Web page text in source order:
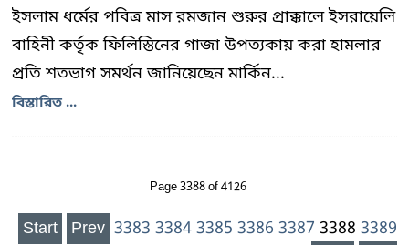
ইসলাম ধর্মের পবিত্র মাস রমজান শুরুর প্রাক্কালে ইসরায়েলি
বাহিনী কর্তৃক ফিলিস্তিনের গাজা উপত্যকায় করা হামলার
প্রতি শতভাগ সমর্থন জানিয়েছেন মার্কিন...
বিস্তারিত ...
Page 3388 of 4126
Start Prev 3383 3384 3385 3386 3387 3388 3389